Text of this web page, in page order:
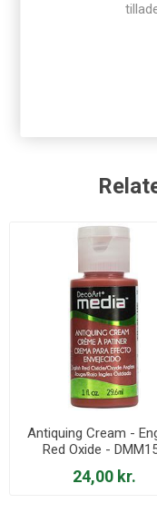
Antiquing Cream -
Red Oxide -
24,00 kr.